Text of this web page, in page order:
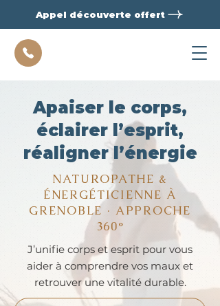
Appel découverte offert
Apaiser le corps,
éclairer l’esprit,
réaligner l’énergie
NATUROPATHE &
ÉNERGÉTICIENNE À
GRENOBLE · APPROCHE
360°
J’unifie corps et esprit pour vous
aider à comprendre vos maux et
retrouver une vitalité durable.